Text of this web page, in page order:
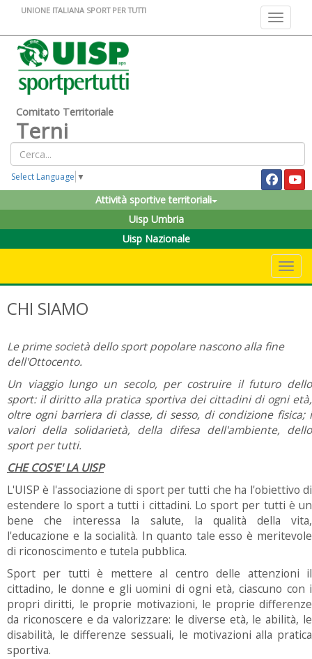
Toggle
UNIONE ITALIANA SPORT PER TUTTI
Comitato Territoriale
Terni
Select Language ▼
Attività sportive territoriali
Uisp Umbria
Uisp Nazionale
CHI SIAMO
Le prime società dello sport popolare nascono alla fine
dell'Ottocento.
Un viaggio lungo un secolo, per costruire il futuro dello
sport: il diritto alla pratica sportiva dei cittadini di ogni età,
oltre ogni barriera di classe, di sesso, di condizione fisica; i
valori della solidarietà, della difesa dell'ambiente, dello
sport per tutti.
CHE COS'E' LA UISP
L'UISP è l'associazione di sport per tutti che ha l'obiettivo di
estendere lo sport a tutti i cittadini. Lo sport per tutti è un
bene che interessa la salute, la qualità della vita,
l'educazione e la socialità. In quanto tale esso è meritevole
di riconoscimento e tutela pubblica.
Sport per tutti è mettere al centro delle attenzioni il
cittadino, le donne e gli uomini di ogni età, ciascuno con i
propri diritti, le proprie motivazioni, le proprie differenze
da riconoscere e da valorizzare: le diverse età, le abilità, le
disabilità, le differenze sessuali, le motivazioni alla pratica
sportiva.